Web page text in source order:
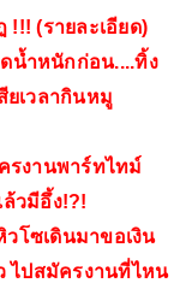
(รายละเอียด)
ดน้ำหนักก่อน....ทิ้ง
ยเวลากินหมู
รงานพาร์ทไทม์
วมีอึ้ง!?!
วโซเดินมาขอเงิน
ไปสมัครงานที่ไหน